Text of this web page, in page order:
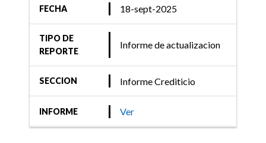
FECHA 18-sept-2025
TIPO DE
REPORTE
Informe de actualizacion
SECCION Informe Crediticio
INFORME Ver